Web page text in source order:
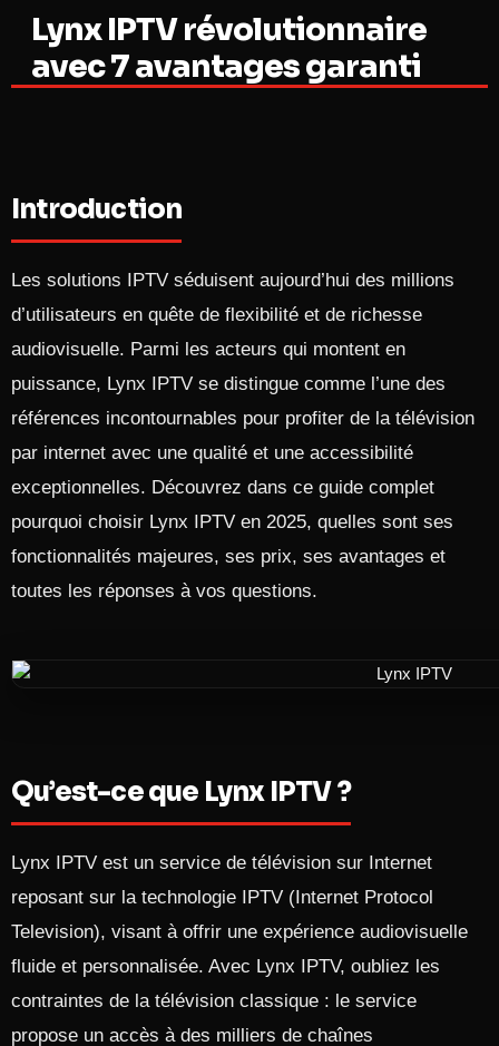
Lynx IPTV révolutionnaire
avec 7 avantages garanti
Introduction
Les solutions IPTV séduisent aujourd’hui des millions
d’utilisateurs en quête de flexibilité et de richesse
audiovisuelle. Parmi les acteurs qui montent en
puissance, Lynx IPTV se distingue comme l’une des
références incontournables pour profiter de la télévision
par internet avec une qualité et une accessibilité
exceptionnelles. Découvrez dans ce guide complet
pourquoi choisir Lynx IPTV en 2025, quelles sont ses
fonctionnalités majeures, ses prix, ses avantages et
toutes les réponses à vos questions.
Qu’est-ce que Lynx IPTV ?
Lynx IPTV est un service de télévision sur Internet
reposant sur la technologie IPTV (Internet Protocol
Television), visant à offrir une expérience audiovisuelle
fluide et personnalisée. Avec Lynx IPTV, oubliez les
contraintes de la télévision classique : le service
propose un accès à des milliers de chaînes